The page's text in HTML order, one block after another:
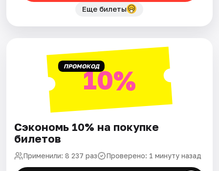
Еще билеты
ПРОМОКОД10%
Сэкономь 10% на покупке
билетов
Применили: 8 237 раз Проверено: 1 минуту назад